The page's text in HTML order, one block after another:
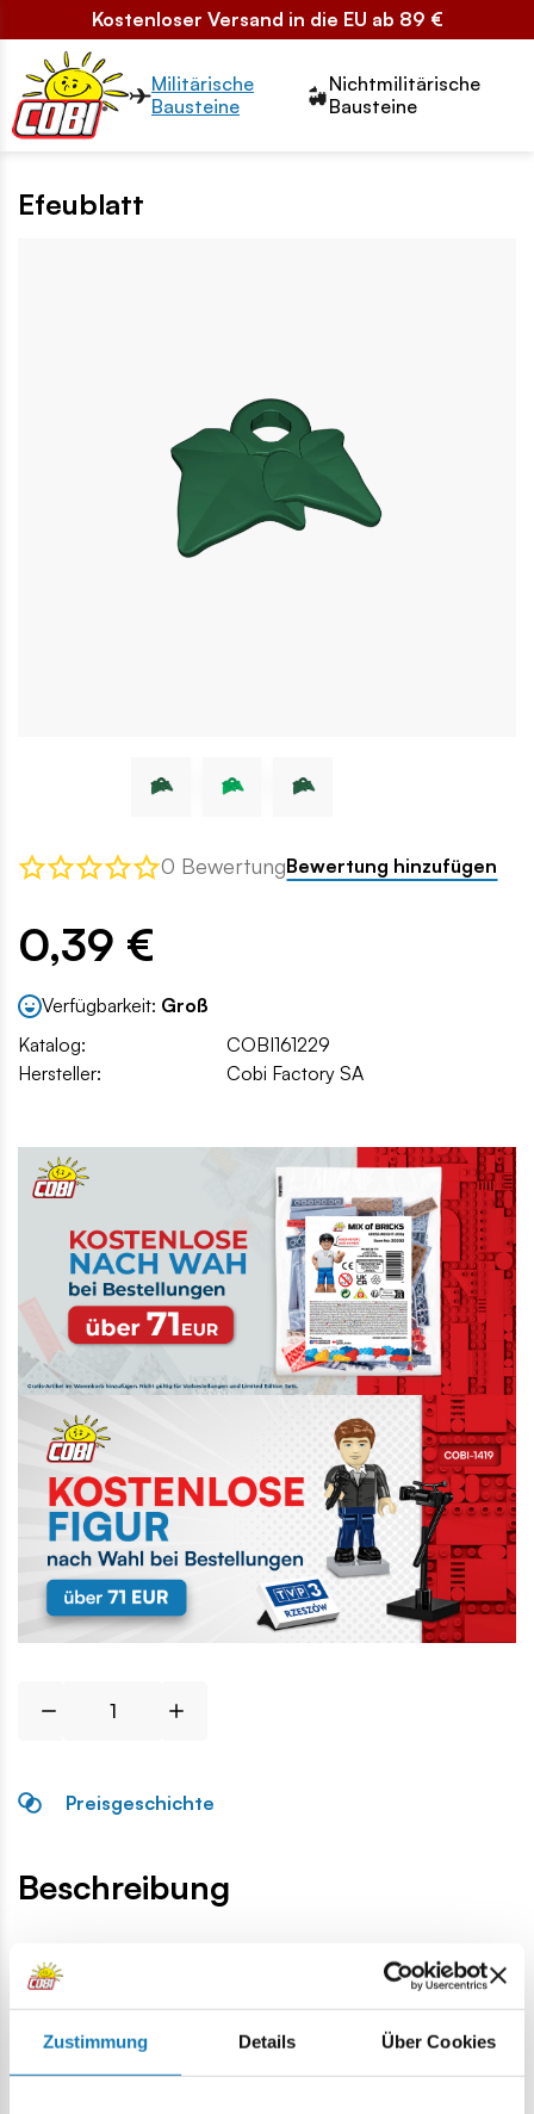
Zustimmung Details Über Cookies
Kostenloser Versand in die EU ab 89 €
Przełącznik segmentów2
Militärische
Bausteine
Nichtmilitärische
Bausteine
Efeublatt
0 BewertungBewertung hinzufügen
0,39 €
Verfügbarkeit: Groß
Katalog:
COBI161229
Hersteller:
Cobi Factory SA
Preisgeschichte
Beschreibung
Lokalizacja produktu: